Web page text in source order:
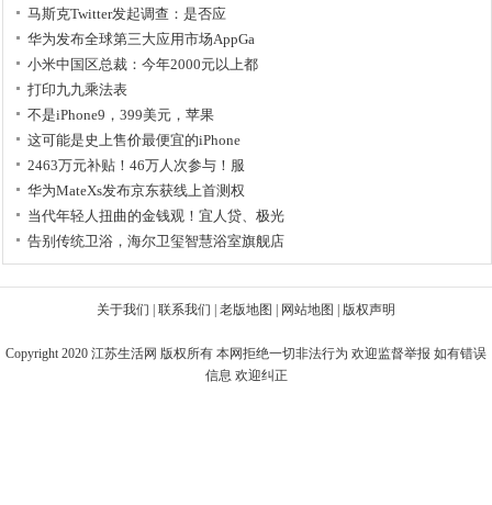
马斯克Twitter发起调查：是否应
华为发布全球第三大应用市场AppGa
小米中国区总裁：今年2000元以上都
打印九九乘法表
不是iPhone9，399美元，苹果
这可能是史上售价最便宜的iPhone
2463万元补贴！46万人次参与！服
华为MateXs发布京东获线上首测权
当代年轻人扭曲的金钱观！宜人贷、极光
告别传统卫浴，海尔卫玺智慧浴室旗舰店
关于我们 联系我们 老版地图 网站地图 版权声明
Copyright 2020 江苏生活网 版权所有 本网拒绝一切非法行为 欢迎监督举报 如有错误
信息 欢迎纠正